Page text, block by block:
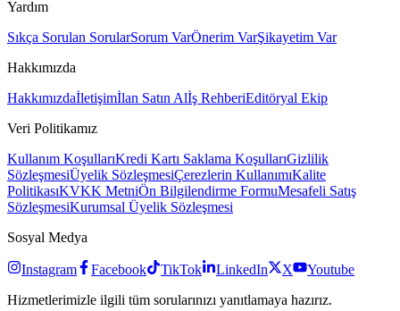
Yardım
Sıkça Sorulan SorularSorum VarÖnerim VarŞikayetim Var
Hakkımızda
Hakkımızdaİletişimİlan Satın Alİş RehberiEditöryal Ekip
Veri Politikamız
Kullanım KoşullarıKredi Kartı Saklama KoşullarıGizlilik
SözleşmesiÜyelik SözleşmesiÇerezlerin KullanımıKalite
PolitikasıKVKK MetniÖn Bilgilendirme FormuMesafeli Satış
SözleşmesiKurumsal Üyelik Sözleşmesi
Sosyal Medya
Instagram Facebook TikTok LinkedIn X
Youtube
Hizmetlerimizle ilgili tüm sorularınızı yanıtlamaya hazırız.